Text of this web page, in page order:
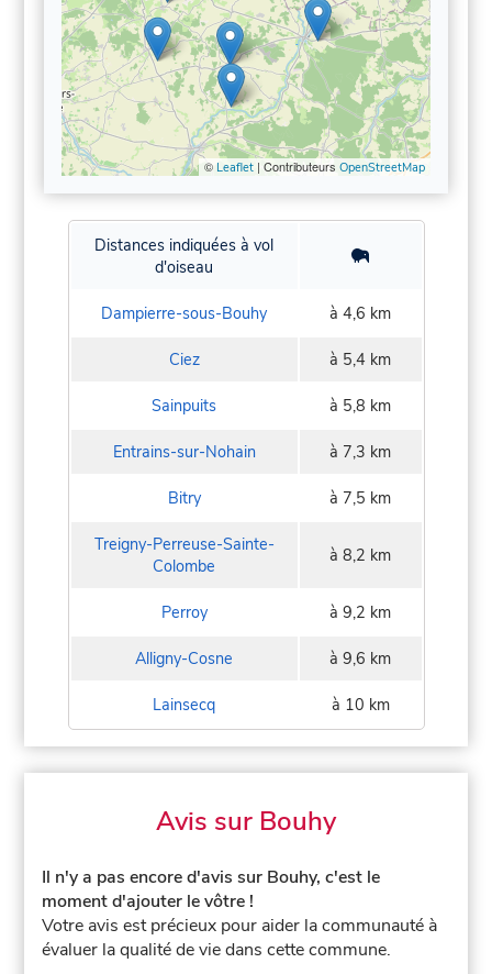
© Leaflet| Contributeurs OpenStreetMap
Distances indiquées à vol
d'oiseau
Dampierre-sous-Bouhy à 4,6 km
Ciez à 5,4 km
Sainpuits à 5,8 km
Entrains-sur-Nohain à 7,3 km
Bitry à 7,5 km
Treigny-Perreuse-Sainte-
Colombe
à 8,2 km
Perroy à 9,2 km
Alligny-Cosne à 9,6 km
Lainsecq à 10 km
Avis sur Bouhy
Il n'y a pas encore d'avis sur Bouhy, c'est le
moment d'ajouter le vôtre !
Votre avis est précieux pour aider la communauté à
évaluer la qualité de vie dans cette commune.